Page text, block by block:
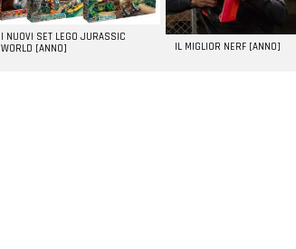
I NUOVI SET LEGO JURASSIC
WORLD [ANNO]
IL MIGLIOR NERF [ANNO]